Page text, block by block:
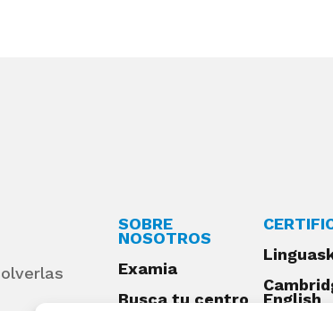
SOBRE
NOSOTROS
Examia
Busca tu centro
English